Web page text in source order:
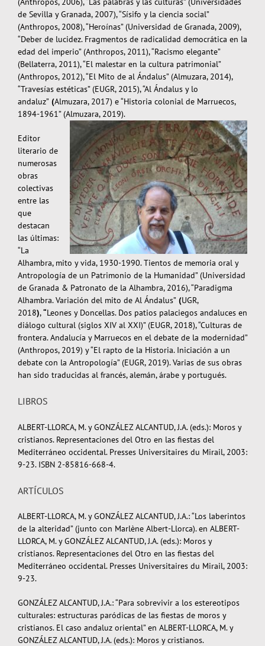
de Sevilla y Granada, 2007), “Sísifo y la ciencia social”
(Anthropos, 2008), “Heroínas” (Universidad de Granada, 2009),
“Deber de lucidez. Fragmentos de radicalidad democrática en la
edad del imperio” (Anthropos, 2011), “Racismo elegante”
(Bellaterra, 2011), “El malestar en la cultura patrimonial”
(Anthropos, 2012), “El Mito de al Ándalus” (Almuzara, 2014),
“Travesías estéticas” (EUGR, 2015), “Al Ándalus y lo
andaluz” (Almuzara, 2017) e “Historia colonial de Marruecos,
1894-1961” (Almuzara, 2019).
Editor
literario de
numerosas
obras
colectivas
entre las
que
destacan
las últimas:
“La
Alhambra, mito y vida, 1930-1990. Tientos de memoria oral y
Antropología de un Patrimonio de la Humanidad” (Universidad
de Granada & Patronato de la Alhambra, 2016), “Paradigma
Alhambra. Variación del mito de Al Ándalus” (UGR,
2018),“Leones y Doncellas. Dos patios palaciegos andaluces en
diálogo cultural (siglos XIV al XXI)” (EUGR, 2018), “Culturas de
frontera. Andalucía y Marruecos en el debate de la modernidad”
(Anthropos, 2019) y “El rapto de la Historia. Iniciación a un
debate con la Antropología” (EUGR, 2019). Varias de sus obras
han sido traducidas al francés, alemán, árabe y portugués.
LIBROS
ALBERT-LLORCA, M. y GONZÁLEZ ALCANTUD, J.A. (eds.): Moros y
cristianos. Representaciones del Otro en las fiestas del
Mediterráneo occidental. Presses Universitaires du Mirail, 2003:
9-23. ISBN 2-85816-668-4.
ARTÍCULOS
ALBERT-LLORCA, M. y GONZÁLEZ ALCANTUD, J.A.: “Los laberintos
de la alteridad” (junto con Marlène Albert-Llorca). en ALBERT-
LLORCA, M. y GONZÁLEZ ALCANTUD, J.A. (eds.): Moros y
cristianos. Representaciones del Otro en las fiestas del
Mediterráneo occidental. Presses Universitaires du Mirail, 2003:
9-23.
GONZÁLEZ ALCANTUD, J.A.: “Para sobrevivir a los estereotipos
culturales: estructuras paródicas de las fiestas de moros y
cristianos. El caso andaluz oriental” en ALBERT-LLORCA, M. y
GONZÁLEZ ALCANTUD, J.A. (eds.): Moros y cristianos.